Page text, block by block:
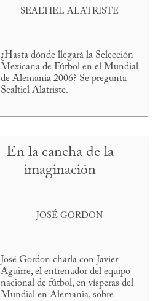
SEALTIEL ALATRISTE
¿Hasta dónde llegará la Selección
Mexicana de Fútbol en el Mundial
de Alemania 2006? Se pregunta
Sealtiel Alatriste.
En la cancha de la
imaginación
JOSÉ GORDON
José Gordon charla con Javier
Aguirre, el entrenador del equipo
nacional de fútbol, en vísperas del
Mundial en Alemania, sobre